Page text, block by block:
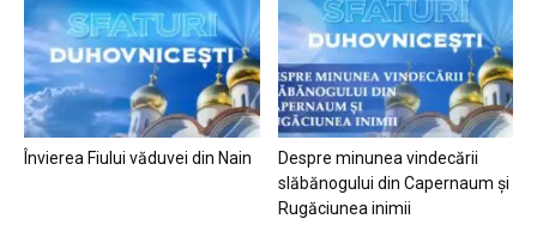
Învierea Fiului văduvei din Nain
Despre minunea vindecării
slăbănogului din Capernaum și
Rugăciunea inimii